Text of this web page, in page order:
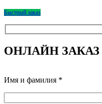
Быстрый заказ
ОНЛАЙН ЗАКАЗ
Имя и фамилия *